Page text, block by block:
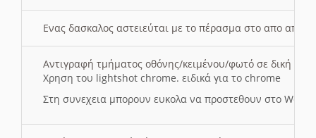
Ενας δασκαλος αστειεύται με το πέρασμα στο απο
Αντιγραφή τμήματος οθόνης/κειμένου/φωτό σε δική
Χρηση του lightshot chrome. ειδικά για το chrome
Στη συνεχεια μπορουν ευκολα να προστεθουν στο Word